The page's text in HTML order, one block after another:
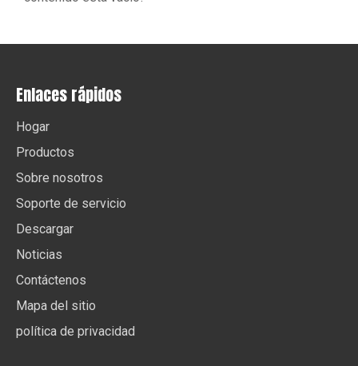
Enlaces rápidos
Hogar
Productos
Sobre nosotros
Soporte de servicio
Descargar
Noticias
Contáctenos
Mapa del sitio
política de privacidad